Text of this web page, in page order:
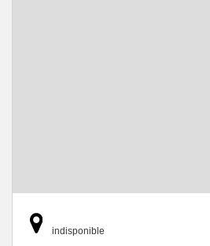
indisponible